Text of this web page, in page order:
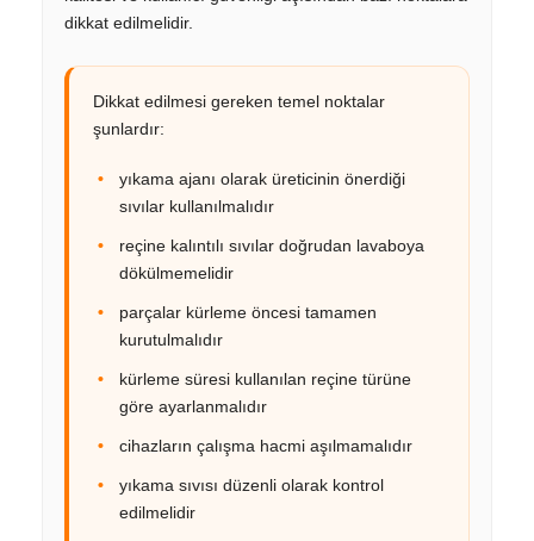
dikkat edilmelidir.
Dikkat edilmesi gereken temel noktalar
şunlardır:
yıkama ajanı olarak üreticinin önerdiği
sıvılar kullanılmalıdır
reçine kalıntılı sıvılar doğrudan lavaboya
dökülmemelidir
parçalar kürleme öncesi tamamen
kurutulmalıdır
kürleme süresi kullanılan reçine türüne
göre ayarlanmalıdır
cihazların çalışma hacmi aşılmamalıdır
yıkama sıvısı düzenli olarak kontrol
edilmelidir